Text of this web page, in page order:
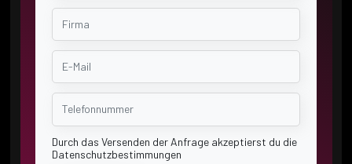
Durch das Versenden der Anfrage akzeptierst du die
Datenschutzbestimmungen